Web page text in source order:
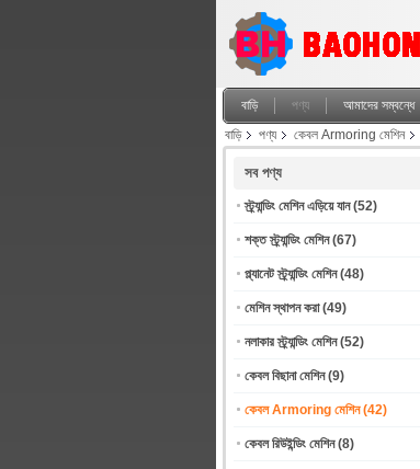
বাড়ি পণ্য আমাদের সম্বন্ধে
বাড়ি
পণ্য কেবল Armoring মেশিন
সব পণ্য
স্ট্র্যান্ডিং মেশিন এড়িয়ে যান (52)
শক্ত স্ট্র্যান্ডিং মেশিন (67)
প্ল্যানেট স্ট্র্যান্ডিং মেশিন (48)
মেশিন স্থাপন করা (49)
নলাকার স্ট্র্যান্ডিং মেশিন (52)
কেবল বিছানা মেশিন (9)
কেবল Armoring মেশিন (42)
কেবল রিউইন্ডিং মেশিন (8)